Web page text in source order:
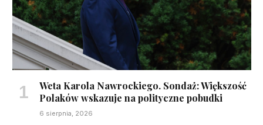
Weta Karola Nawrockiego. Sondaż: Większość
Polaków wskazuje na polityczne pobudki
6 sierpnia, 2026